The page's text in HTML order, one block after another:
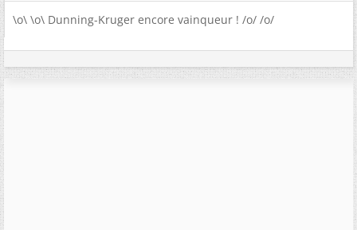
\o\ \o\ Dunning-Kruger encore vainqueur ! /o/ /o/